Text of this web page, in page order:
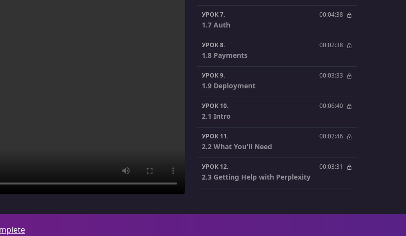
УРОК 7. 00:04:38
1.7 Auth
УРОК 8. 00:02:38
1.8 Payments
УРОК 9. 00:03:33
1.9 Deployment
УРОК 10. 00:06:40
2.1 Intro
УРОК 11. 00:02:46
2.2 What You'll Need
УРОК 12. 00:03:31
2.3 Getting Help with Perplexity